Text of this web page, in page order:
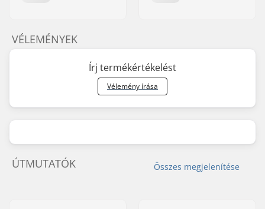
VÉLEMÉNYEK
Írj termékértékelést
Vélemény írása
Összes megjelenítése
ÚTMUTATÓK